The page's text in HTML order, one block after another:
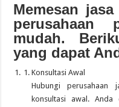
Memesan
perusahaan
mudah.
yang dapat
Konsultasi Awal
Hubungi perusahaan
konsultasi awal. Anda